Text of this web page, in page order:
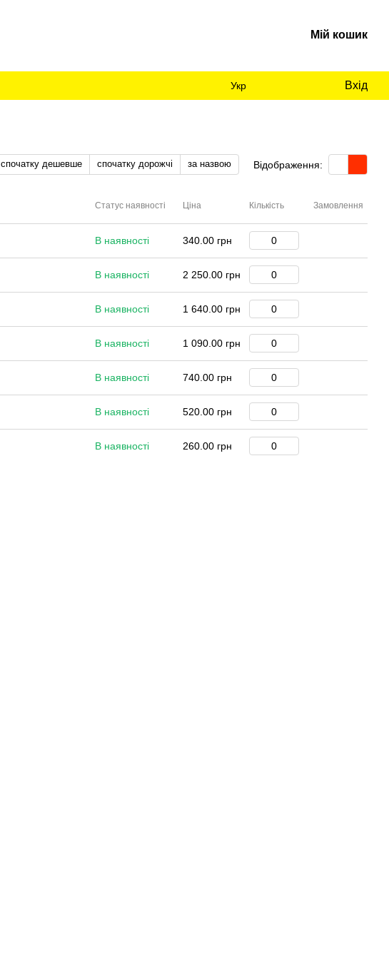
Мій кошик
Укр Вхід
спочатку дешевше спочатку дорожчі за назвою Відображення:
Статус наявності Ціна Кількість Замовлення
В наявності 340.00 грн
В наявності 2 250.00 грн
В наявності 1 640.00 грн
В наявності 1 090.00 грн
В наявності 740.00 грн
В наявності 520.00 грн
В наявності 260.00 грн